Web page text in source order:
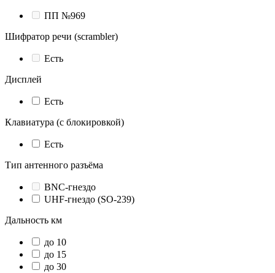
ПП №969
Шифратор речи (scrambler)
Есть
Дисплей
Есть
Клавиатура (с блокировкой)
Есть
Тип антенного разъёма
BNC-гнездо
UHF-гнездо (SO-239)
Дальность км
до 10
до 15
до 30